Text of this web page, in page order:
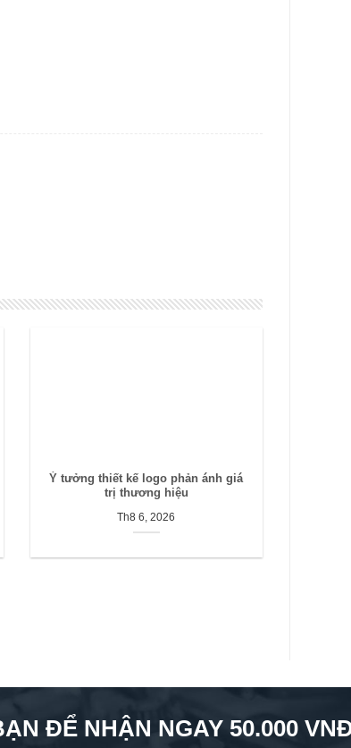
Ý tưởng thiết kế logo phản ánh giá
trị thương hiệu
Th8 6, 2026
ĐỂ NHẬN NGAY 50.000